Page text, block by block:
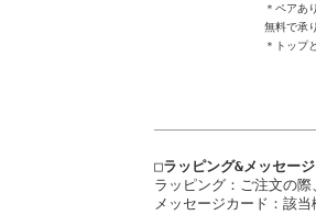
＊ペアあ
無料で承
＊トップ
□ラッピング&メッセー
ラッピング：ご注文の
メッセージカード：該